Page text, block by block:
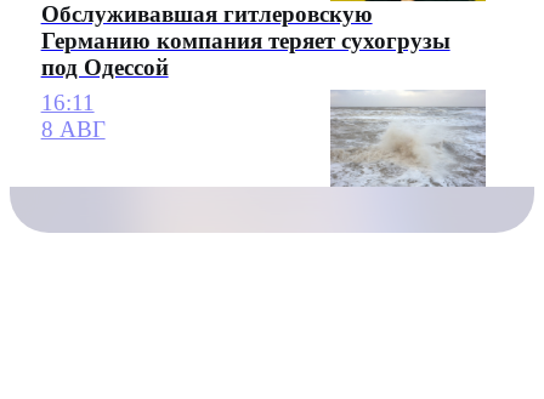
Обслуживавшая гитлеровскую
Германию компания теряет сухогрузы
под Одессой
16:11
8 АВГ